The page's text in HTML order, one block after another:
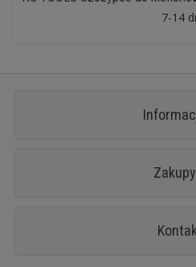
7-14
Zakupy